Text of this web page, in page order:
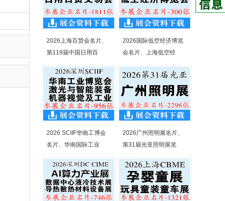
2026上海百货会名片、
第119届中国日用百
2026国际低空经济博览
会名片、上海低空经
2026 SCIIF华南工博会
名片、华南国际工业
2026广州照明展名片、
第31届光亚照明展览